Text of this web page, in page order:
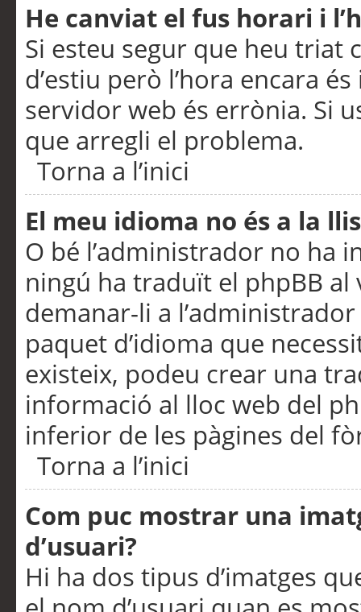
He canviat el fus horari i
Si esteu segur que heu triat
d’estiu però l’hora encara
servidor web és errònia. Si
que arregli el problema.
Torna a l’inici
El meu idioma no és a la
O bé l’administrador no ha
ningú ha traduït el phpBB
demanar-li a
paquet d’idioma que
existeix, podeu crear una
informació al lloc web del
inferior de les pàgines del
Torna a l’inici
Com puc mostrar una
d’usuari?
Hi ha dos tipus d’imatges